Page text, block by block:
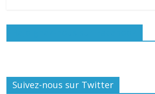
Suivez-nous sur Twitter